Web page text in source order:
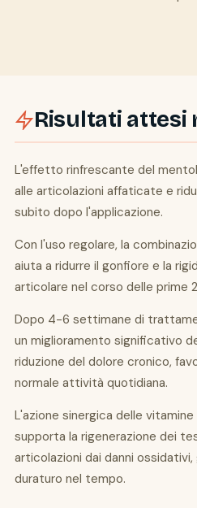
Risultati attesi
L'effetto rinfrescante del
alle articolazioni affaticate e
subito dopo l'applicazione.
Con l'uso regolare, la
aiuta a ridurre il gonfiore e la
articolare nel corso delle prime
Dopo 4-6 settimane di
un miglioramento significativo
riduzione del dolore cronico,
normale attività quotidiana.
L'azione sinergica delle
supporta la rigenerazione dei
articolazioni dai danni
duraturo nel tempo.